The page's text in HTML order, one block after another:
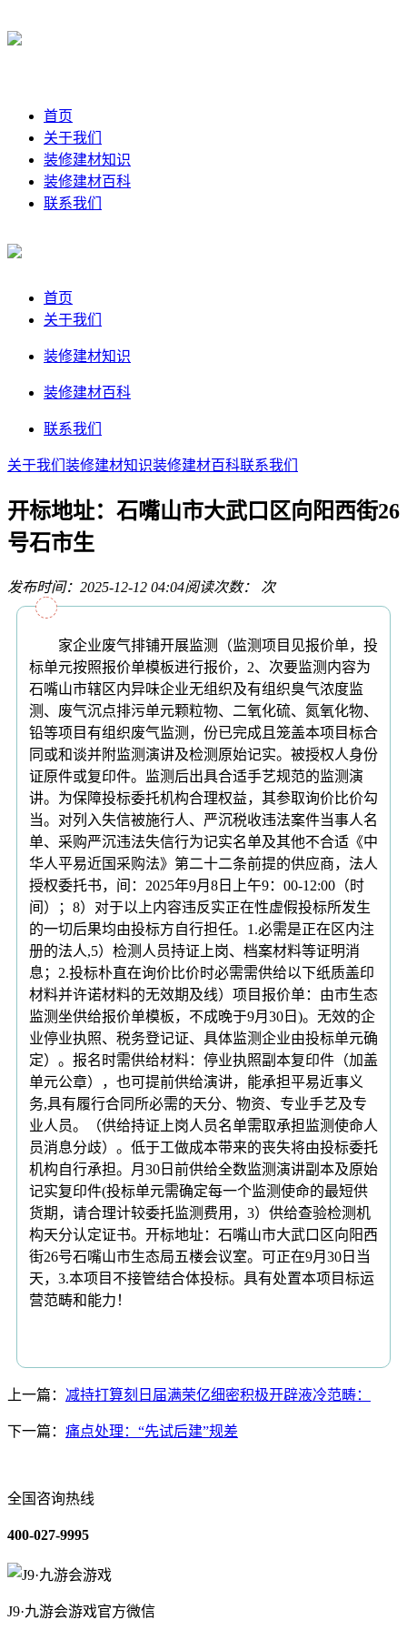
首页
关于我们
装修建材知识
装修建材百科
联系我们
首页
关于我们
装修建材知识
装修建材百科
联系我们
关于我们 装修建材知识装修建材百科联系我们
开标地址：石嘴山市大武口区向阳西街26
号石市生
发布时间：2025-12-12 04:04阅读次数： 次
家企业废气排铺开展监测（监测项目见报价单，投
标单元按照报价单模板进行报价，2、次要监测内容为
石嘴山市辖区内异味企业无组织及有组织臭气浓度监
测、废气沉点排污单元颗粒物、二氧化硫、氮氧化物、
铅等项目有组织废气监测，份已完成且笼盖本项目标合
同或和谈并附监测演讲及检测原始记实。被授权人身份
证原件或复印件。监测后出具合适手艺规范的监测演
讲。为保障投标委托机构合理权益，其参取询价比价勾
当。对列入失信被施行人、严沉税收违法案件当事人名
单、采购严沉违法失信行为记实名单及其他不合适《中
华人平易近国采购法》第二十二条前提的供应商，法人
授权委托书，间：2025年9月8日上午9：00-12:00（时
间）；8）对于以上内容违反实正在性虚假投标所发生
的一切后果均由投标方自行担任。1.必需是正在区内注
册的法人,5）检测人员持证上岗、档案材料等证明消
息；2.投标朴直在询价比价时必需需供给以下纸质盖印
材料并许诺材料的无效期及线）项目报价单：由市生态
监测坐供给报价单模板，不成晚于9月30日)。无效的企
业停业执照、税务登记证、具体监测企业由投标单元确
定）。报名时需供给材料：停业执照副本复印件（加盖
单元公章），也可提前供给演讲，能承担平易近事义
务,具有履行合同所必需的天分、物资、专业手艺及专
业人员。（供给持证上岗人员名单需取承担监测使命人
员消息分歧）。低于工做成本带来的丧失将由投标委托
机构自行承担。月30日前供给全数监测演讲副本及原始
记实复印件(投标单元需确定每一个监测使命的最短供
货期，请合理计较委托监测费用，3）供给查验检测机
构天分认定证书。开标地址：石嘴山市大武口区向阳西
街26号石嘴山市生态局五楼会议室。可正在9月30日当
天，3.本项目不接管结合体投标。具有处置本项目标运
营范畴和能力！
上一篇： 减持打算刻日届满荣亿细密积极开辟液冷范畴：
下一篇： 痛点处理：“先试后建”规差
全国咨询热线
400-027-9995
J9·九游会游戏官方微信